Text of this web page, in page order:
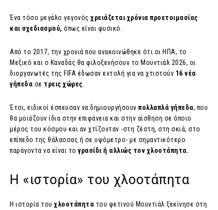
Ένα τόσο μεγάλο γεγονόςχρειάζεται χρόνια προετοιμασίας
και σχεδιασμού, όπως είναι φυσικό.
Από το 2017, την χρονιά που ανακοινώθηκε ότι οι ΗΠΑ, το
Μεξικό και ο Καναδάς θα φιλοξενήσουν το Μουντιάλ 2026, οι
διοργανωτές της FIFA έδωσαν εντολή για να χτιστούν 16 νέα
γήπεδα σε τρεις χώρες.
Έτσι, ειδικοί έσπευσαν να δημιουργήσουν πολλαπλά γήπεδα, που
θα μοιάζουν ίδια στην επιφάνεια και στην αίσθηση σε όποιο
μέρος του κόσμου και αν χτίζονταν -στη ζέστη, στη σκιά, στο
επίπεδο της θάλασσας ή σε υψόμετρο- με σημαντικότερο
παράγοντα να είναι το γρασίδι ή αλλιώς τον χλοοτάπητα.
Η «ιστορία» του χλοοτάπητα
Η ιστορία τουχλοοτάπητα του φετινού Μουντιάλ ξεκίνησε στη